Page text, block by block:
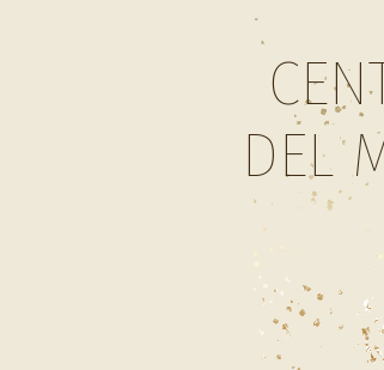
DEL